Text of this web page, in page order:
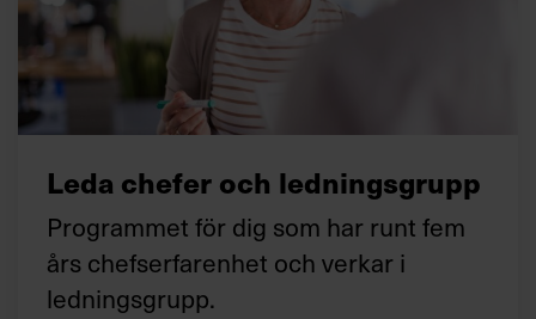
Leda chefer och ledningsgrupp
Programmet för dig som har runt fem
års chefserfarenhet och verkar i
ledningsgrupp.